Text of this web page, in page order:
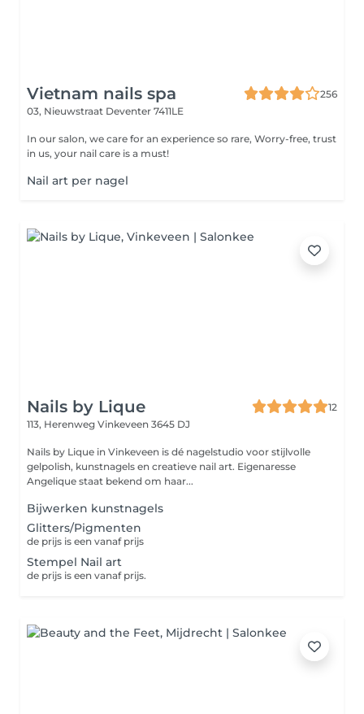
Vietnam nails spa
256
03, Nieuwstraat Deventer 7411LE
In our salon, we care for an experience so rare, Worry-free, trust
in us, your nail care is a must!
Nail art per nagel
Nails by Lique
12
113, Herenweg Vinkeveen 3645 DJ
Nails by Lique in Vinkeveen is dé nagelstudio voor stijlvolle
gelpolish, kunstnagels en creatieve nail art. Eigenaresse
Angelique staat bekend om haar...
Bijwerken kunstnagels
Glitters/Pigmenten
de prijs is een vanaf prijs
Stempel Nail art
de prijs is een vanaf prijs.